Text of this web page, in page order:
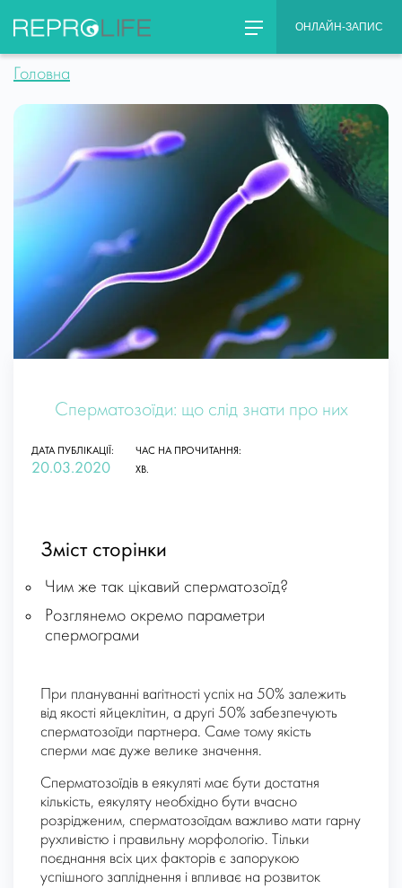
content
ОНЛАЙН-ЗАПИС
Головна
Сперматозоїди: що слід знати про них
ДАТА ПУБЛІКАЦІЇ:
20.03.2020
ЧАС НА ПРОЧИТАННЯ:
ХВ.
Зміст сторінки
Чим же так цікавий сперматозоїд?
Розглянемо окремо параметри
спермограми
При плануванні вагітності успіх на 50% залежить
від якості яйцеклітин, а другі 50% забезпечують
сперматозоїди партнера. Саме тому якість
сперми має дуже велике значення.
Сперматозоїдів в еякуляті має бути достатня
кількість, еякуляту необхідно бути вчасно
розрідженим, сперматозоїдам важливо мати гарну
рухливістю і правильну морфологію. Тільки
поєднання всіх цих факторів є запорукою
успішного запліднення і впливає на розвиток